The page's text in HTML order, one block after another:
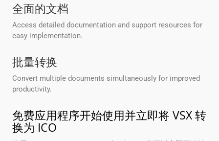
全面的文档
Access detailed documentation and support resources for
easy implementation.
批量转换
Convert multiple documents simultaneously for improved
productivity.
免费应用程序开始使用并立即将 VSX 转
换为 ICO